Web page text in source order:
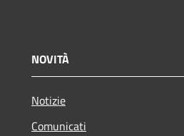
NOVITÀ
Notizie
Comunicati